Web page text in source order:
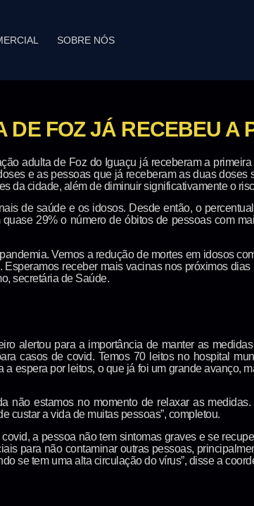
SOBRE NÓS
DE FOZ JÁ RECEBEU A
adulta de Foz do Iguaçu já receberam a
e as pessoas que já receberam as duas doses
da cidade, além de diminuir significativamente o
de saúde e os idosos. Desde então, o
29% o número de óbitos de pessoas com
Vemos a redução de mortes em idosos
receber mais vacinas nos próximos
secretária de Saúde.
alertou para a importância de manter as
casos de covid. Temos 70 leitos no hospital
espera por leitos, o que já foi um grande avanço,
não estamos no momento de relaxar as
custar a vida de muitas pessoas”, completou.
a pessoa não tem sintomas graves e se
para não contaminar outras pessoas,
se tem uma alta circulação do vírus”, disse a